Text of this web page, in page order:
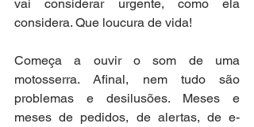
vai considerar urgente, como ela
considera. Que loucura de vida!
Começa a ouvir o som de uma
motosserra. Afinal, nem tudo são
problemas e desilusões. Meses e
meses de pedidos, de alertas, de e-